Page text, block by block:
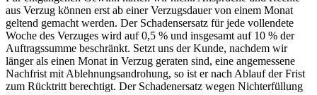
aus Verzug können erst ab einer Verzugsdauer von einem Monat
geltend gemacht werden. Der Schadensersatz für jede vollendete
Woche des Verzuges wird auf 0,5 % und insgesamt auf 10 % der
Auftragssumme beschränkt. Setzt uns der Kunde, nachdem wir
länger als einen Monat in Verzug geraten sind, eine angemessene
Nachfrist mit Ablehnungsandrohung, so ist er nach Ablauf der Frist
zum Rücktritt berechtigt. Der Schadenersatz wegen Nichterfüllung